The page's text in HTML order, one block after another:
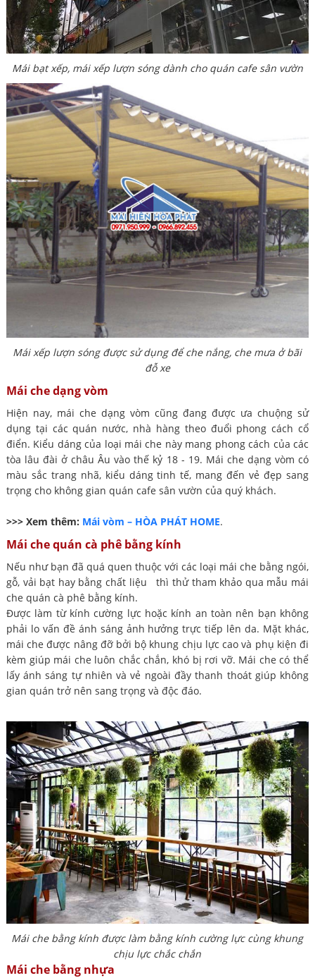
Mái bạt xếp, mái xếp lượn sóng dành cho quán cafe sân vườn
Mái xếp lượn sóng được sử dụng để che nắng, che mưa ở bãi
đỗ xe
Mái che dạng vòm
Hiện nay, mái che dạng vòm cũng đang được ưa chuộng sử
dụng tại các quán nước, nhà hàng theo đuổi phong cách cổ
điển. Kiểu dáng của loại mái che này mang phong cách của các
tòa lâu đài ở châu Âu vào thế kỷ 18 - 19. Mái che dạng vòm có
màu sắc trang nhã, kiểu dáng tinh tế, mang đến vẻ đẹp sang
trọng cho không gian quán cafe sân vườn của quý khách.
>>> Xem thêm: Mái vòm – HÒA PHÁT HOME.
Mái che quán cà phê bằng kính
Nếu như bạn đã quá quen thuộc với các loại mái che bằng ngói,
gỗ, vải bạt hay bằng chất liệu thì thử tham khảo qua mẫu mái
che quán cà phê bằng kính.
Được làm từ kính cường lực hoặc kính an toàn nên bạn không
phải lo vấn đề ánh sáng ảnh hưởng trực tiếp lên da. Mặt khác,
mái che được nâng đỡ bởi bộ khung chịu lực cao và phụ kiện đi
kèm giúp mái che luôn chắc chắn, khó bị rơi vỡ. Mái che có thể
lấy ánh sáng tự nhiên và vẻ ngoài đầy thanh thoát giúp không
gian quán trở nên sang trọng và độc đáo.
Mái che bằng kính được làm bằng kính cường lực cùng khung
chịu lực chắc chắn
Mái che bằng nhựa